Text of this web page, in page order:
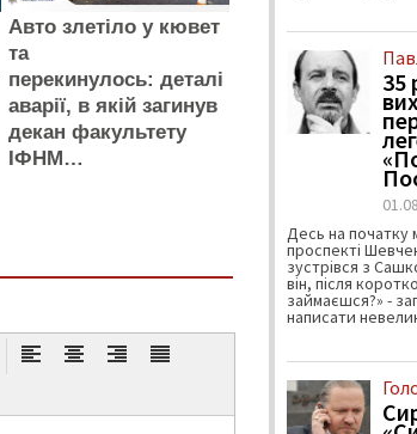
Авто злетіло у кювет
та
перекинулось: деталі
аварії, в якій загинув
декан факультету
ІФНМ…
35
Десь на початку
проспекті
зустрівся з
він, після
займаєшся?» -
написати